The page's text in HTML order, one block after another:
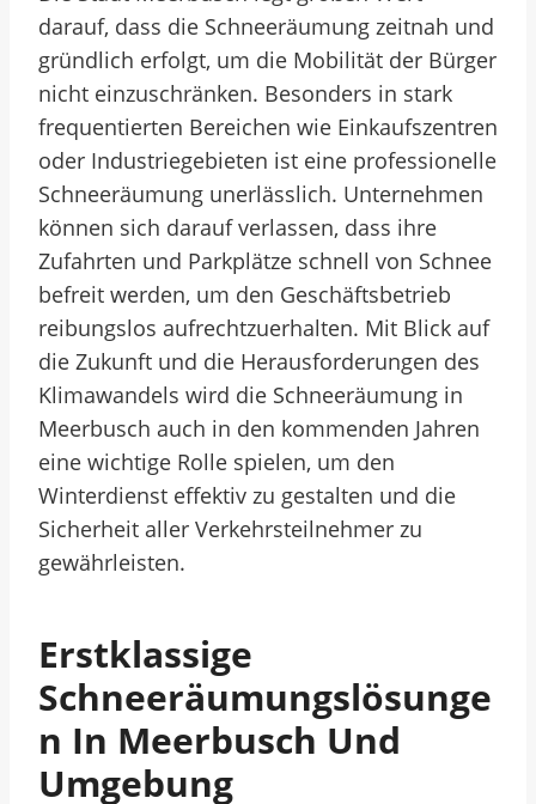
darauf, dass die Schneeräumung zeitnah und
gründlich erfolgt, um die Mobilität der Bürger
nicht einzuschränken. Besonders in stark
frequentierten Bereichen wie Einkaufszentren
oder Industriegebieten ist eine professionelle
Schneeräumung unerlässlich. Unternehmen
können sich darauf verlassen, dass ihre
Zufahrten und Parkplätze schnell von Schnee
befreit werden, um den Geschäftsbetrieb
reibungslos aufrechtzuerhalten. Mit Blick auf
die Zukunft und die Herausforderungen des
Klimawandels wird die Schneeräumung in
Meerbusch auch in den kommenden Jahren
eine wichtige Rolle spielen, um den
Winterdienst effektiv zu gestalten und die
Sicherheit aller Verkehrsteilnehmer zu
gewährleisten.
Erstklassige
Schneeräumungslösunge
N In Meerbusch Und
Umgebung